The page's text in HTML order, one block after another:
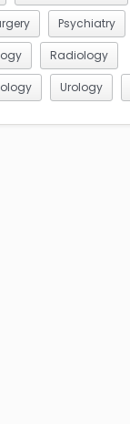
Psychiatry
Radiology
Urology